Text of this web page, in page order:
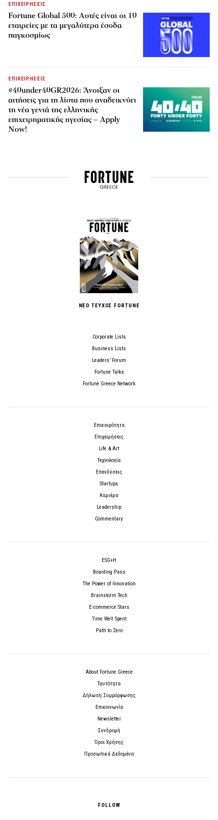
ΕΠΙΧΕΙΡΗΣΕΙΣ
Fortune Global 500: Αυτές είναι οι 10
εταιρείες με τα μεγαλύτερα έσοδα
παγκοσμίως
ΕΠΙΧΕΙΡΗΣΕΙΣ
#40under40GR2026: Άνοιξαν οι
αιτήσεις για τη λίστα που αναδεικνύει
τη νέα γενιά της ελληνικής
επιχειρηματικής ηγεσίας – Apply
Now!
ΝΕΟ ΤΕΥΧΟΣ FORTUNE
Corporate Lists
Business Lists
Leaders’ Forum
Fortune Talks
Fortune Greece Network
Επικαιρότητα
Επιχειρήσεις
Life & Art
Τεχνολογία
Επενδύσεις
Startups
Καριέρα
Leadership
Commentary
ESG+H
Boarding Pass
The Power of Innovation
Brainstorm Tech
E-commerce Stars
Time Well Spent
Path to Zero
About Fortune Greece
Ταυτότητα
Δήλωση Συμμόρφωσης
Επικοινωνία
Newsletter
Συνδρομή
Όροι Χρήσης
Προσωπικά Δεδομένα
FOLLOW